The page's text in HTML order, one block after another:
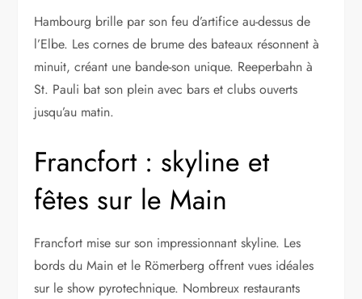
Hambourg brille par son feu d’artifice au-dessus de
l’Elbe. Les cornes de brume des bateaux résonnent à
minuit, créant une bande-son unique. Reeperbahn à
St. Pauli bat son plein avec bars et clubs ouverts
jusqu’au matin.
Francfort : skyline et
fêtes sur le Main
Francfort mise sur son impressionnant skyline. Les
bords du Main et le Römerberg offrent vues idéales
sur le show pyrotechnique. Nombreux restaurants